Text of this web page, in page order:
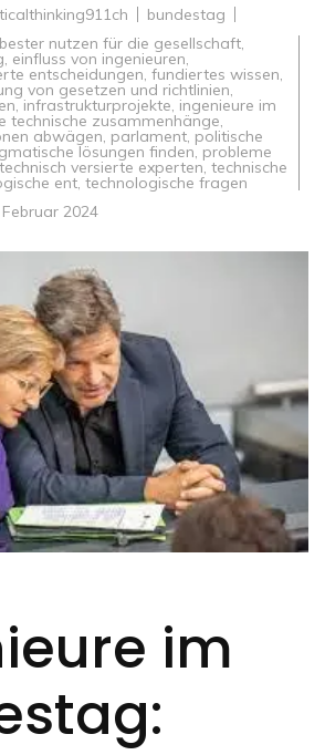
bundestag
bester nutzen für die gesellschaft,
, einfluss von ingenieuren,
entscheidungen, fundiertes wissen,
von gesetzen und richtlinien,
,infrastrukturprojekte, ingenieure im
technische zusammenhänge,
abwägen, parlament, politische
lösungen finden, probleme
technisch versierte experten, technische
ent, technologische fragen
2024
im